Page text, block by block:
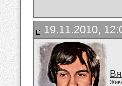
19.11.2010,